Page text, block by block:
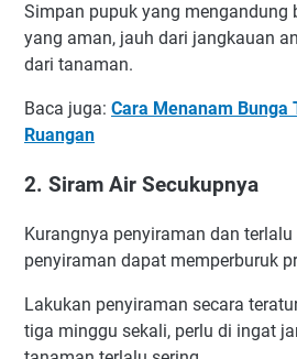
Simpan pupuk yang mengandung
yang aman, jauh dari jangkauan
dari tanaman.
Baca juga: Cara Menanam Bunga
Ruangan
2. Siram Air Secukupnya
Kurangnya penyiraman dan terlalu
penyiraman dapat memperburuk
Lakukan penyiraman secara
tiga minggu sekali, perlu di ingat